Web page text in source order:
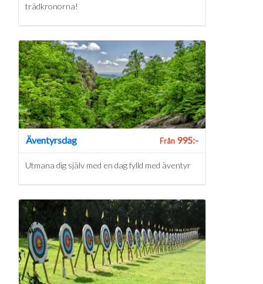
trädkronorna!
Äventyrsdag Från995:-
Utmana dig själv med en dag fylld med äventyr